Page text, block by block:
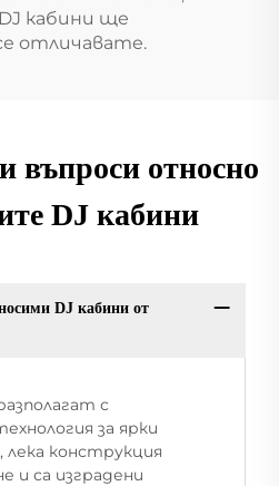
кабини ще
отличавате.
въпроси относно
DJ кабини
DJ кабини от
с
за ярки
лека конструкция
и са изградени